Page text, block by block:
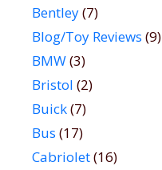
Bentley(7)
Blog/Toy Reviews (9)
BMW(3)
Bristol (2)
Buick(7)
Bus (17)
Cabriolet(16)